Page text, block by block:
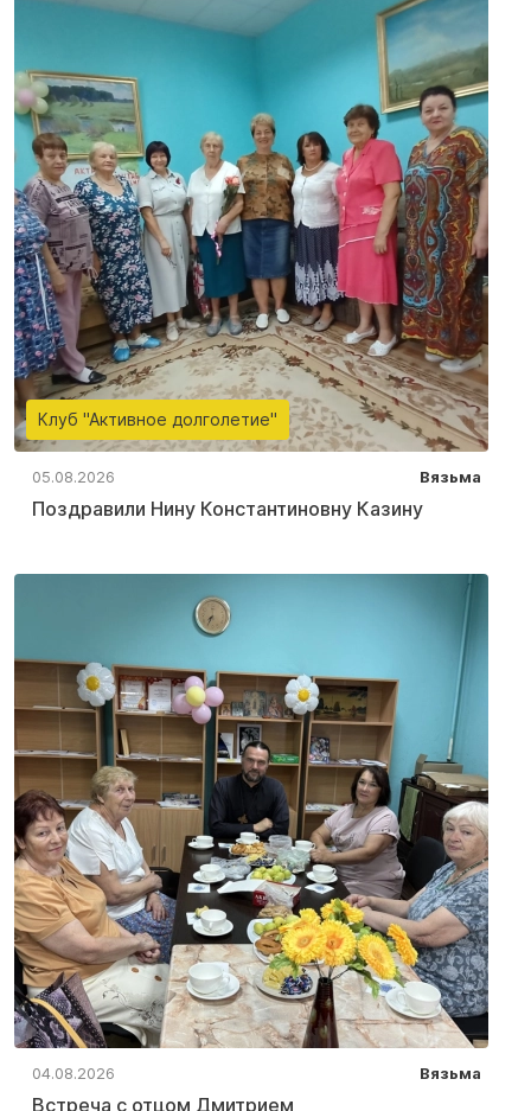
Клуб "Активное долголетие"
05.08.2026 Вязьма
Поздравили Нину Константиновну Казину
04.08.2026 Вязьма
Встреча с отцом Дмитрием